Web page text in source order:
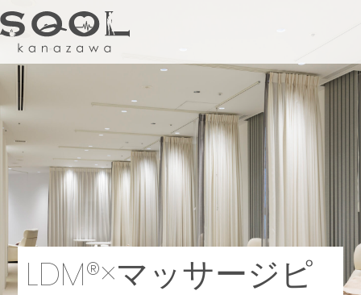
健診ステーション
内科
婦人科
フィットネス&スパ
LDM®×マッサージピ